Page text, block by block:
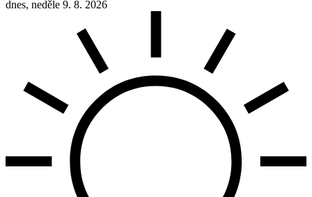
dnes, neděle 9. 8. 2026